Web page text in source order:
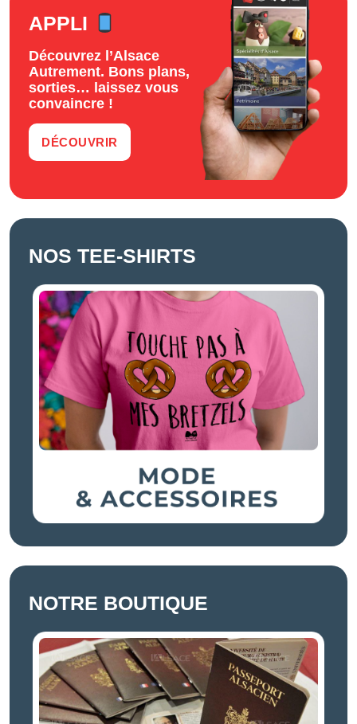
APPLI
Découvrez l’Alsace
Autrement. Bons plans,
sorties… laissez vous
convaincre !
DÉCOUVRIR
NOS TEE-SHIRTS
NOTRE BOUTIQUE